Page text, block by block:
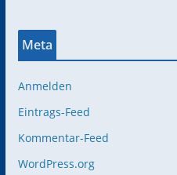
Meta
Anmelden
Eintrags-Feed
Kommentar-Feed
WordPress.org